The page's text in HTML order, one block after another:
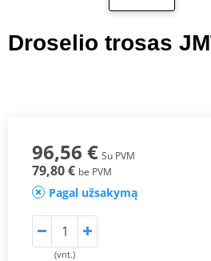
Droselio trosas
96,56 € Su PVM
79,80 € be PVM
Pagal užsakymą
(vnt.)